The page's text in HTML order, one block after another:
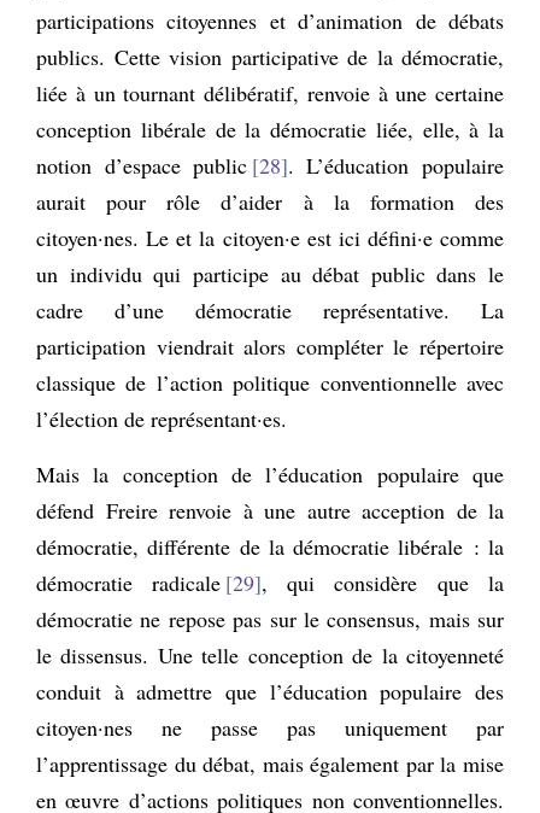
participations citoyennes et d’animation de débats
publics. Cette vision participative de la démocratie,
liée à un tournant délibératif, renvoie à une certaine
conception libérale de la démocratie liée, elle, à la
notion d’espace public 28 . L’éducation populaire
aurait pour rôle d’aider à la formation des
citoyen·nes. Le et la citoyen·e est ici défini·e comme
un individu qui participe au débat public dans le
cadre d’une démocratie représentative. La
participation viendrait alors compléter le répertoire
classique de l’action politique conventionnelle avec
l’élection de représentant·es.
Mais la conception de l’éducation populaire que
défend Freire renvoie à une autre acception de la
démocratie, différente de la démocratie libérale : la
démocratie radicale 29 , qui considère que la
démocratie ne repose pas sur le consensus, mais sur
le dissensus. Une telle conception de la citoyenneté
conduit à admettre que l’éducation populaire des
citoyen·nes ne passe pas uniquement par
l’apprentissage du débat, mais également par la mise
en œuvre d’actions politiques non conventionnelles.